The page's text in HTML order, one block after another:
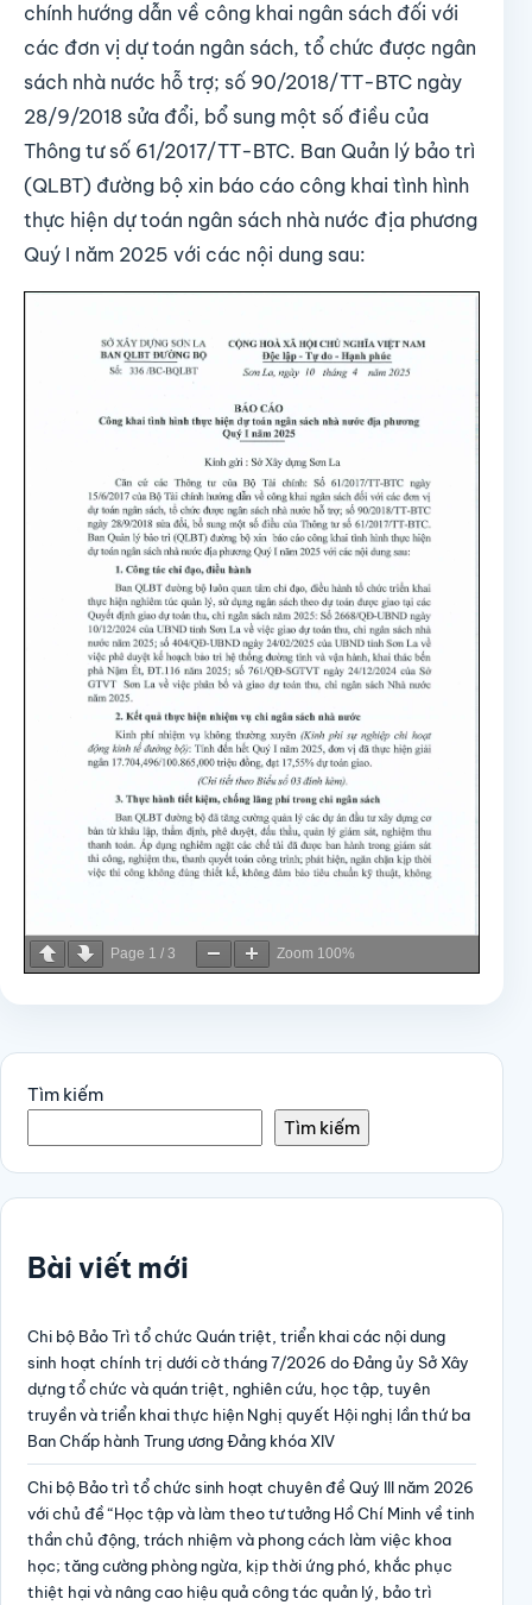
chính hướng dẫn về công khai ngân sách đối với
các đơn vị dự toán ngân sách, tổ chức được ngân
sách nhà nước hỗ trợ; số 90/2018/TT-BTC ngày
28/9/2018 sửa đổi, bổ sung một số điều của
Thông tư số 61/2017/TT-BTC. Ban Quản lý bảo trì
(QLBT) đường bộ xin báo cáo công khai tình hình
thực hiện dự toán ngân sách nhà nước địa phương
Quý I năm 2025 với các nội dung sau:
Page 1 / 3 Zoom 100%
Tìm kiếm
Tìm kiếm
Bài viết mới
Chi bộ Bảo Trì tổ chức Quán triệt, triển khai các nội dung
sinh hoạt chính trị dưới cờ tháng 7/2026 do Đảng ủy Sở Xây
dựng tổ chức và quán triệt, nghiên cứu, học tập, tuyên
truyền và triển khai thực hiện Nghị quyết Hội nghị lần thứ ba
Ban Chấp hành Trung ương Đảng khóa XIV
Chi bộ Bảo trì tổ chức sinh hoạt chuyên đề Quý III năm 2026
với chủ đề “Học tập và làm theo tư tưởng Hồ Chí Minh về tinh
thần chủ động, trách nhiệm và phong cách làm việc khoa
học; tăng cường phòng ngừa, kịp thời ứng phó, khắc phục
thiệt hại và nâng cao hiệu quả công tác quản lý, bảo trì